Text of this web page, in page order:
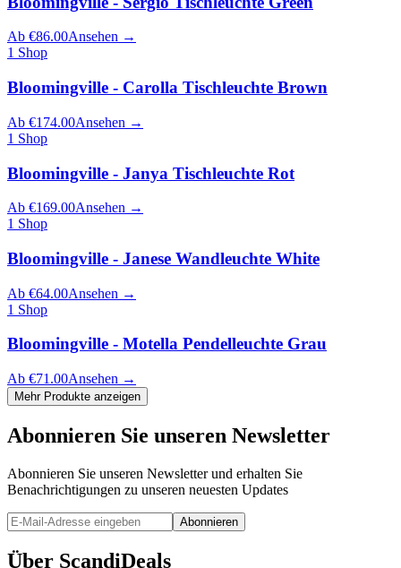
Ab €86.00Ansehen →
1 Shop
Bloomingville - Carolla Tischleuchte Brown
Ab €174.00Ansehen →
1 Shop
Bloomingville - Janya Tischleuchte Rot
Ab €169.00Ansehen →
1 Shop
Bloomingville - Janese Wandleuchte White
Ab €64.00Ansehen →
1 Shop
Bloomingville - Motella Pendelleuchte Grau
Ab €71.00Ansehen →
Mehr Produkte anzeigen
Abonnieren Sie unseren Newsletter
Abonnieren Sie unseren Newsletter und erhalten Sie
Benachrichtigungen zu unseren neuesten Updates
Abonnieren
Über ScandiDeals